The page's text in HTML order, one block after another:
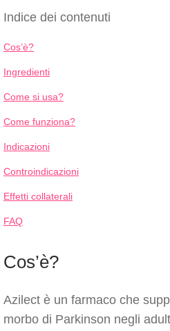
Indice dei contenuti
Cos’è?
Ingredienti
Come si usa?
Come funziona?
Indicazioni
Controindicazioni
Effetti collaterali
FAQ
Cos’è?
Azilect è un farmaco che
morbo di Parkinson negli